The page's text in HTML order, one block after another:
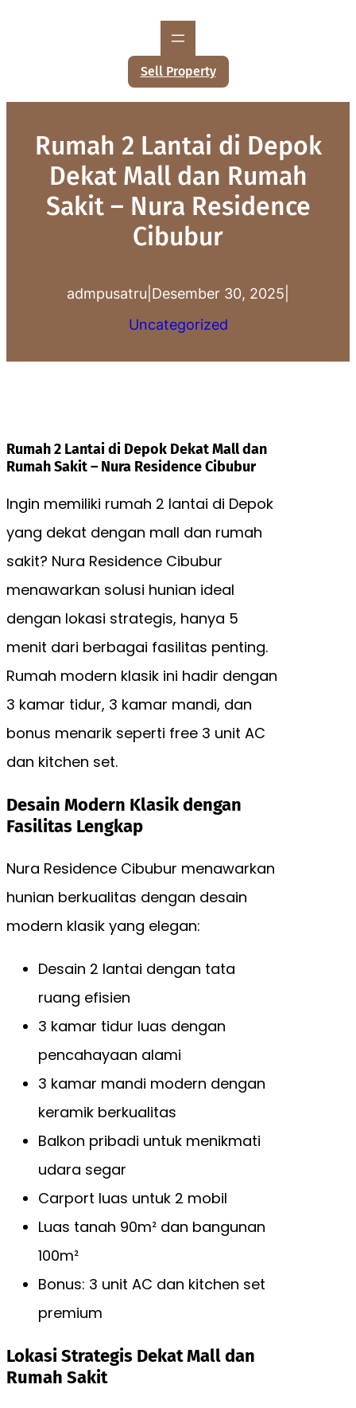
Sell Property
Rumah 2 Lantai di Depok
Dekat Mall dan Rumah
Sakit – Nura Residence
Cibubur
admpusatru Desember 30, 2025
Uncategorized
Rumah 2 Lantai di Depok Dekat Mall dan
Rumah Sakit – Nura Residence Cibubur
Ingin memiliki rumah 2 lantai di Depok
yang dekat dengan mall dan rumah
sakit? Nura Residence Cibubur
menawarkan solusi hunian ideal
dengan lokasi strategis, hanya 5
menit dari berbagai fasilitas penting.
Rumah modern klasik ini hadir dengan
3 kamar tidur, 3 kamar mandi, dan
bonus menarik seperti free 3 unit AC
dan kitchen set.
Desain Modern Klasik dengan
Fasilitas Lengkap
Nura Residence Cibubur menawarkan
hunian berkualitas dengan desain
modern klasik yang elegan:
Desain 2 lantai dengan tata
ruang efisien
3 kamar tidur luas dengan
pencahayaan alami
3 kamar mandi modern dengan
keramik berkualitas
Balkon pribadi untuk menikmati
udara segar
Carport luas untuk 2 mobil
Luas tanah 90m² dan bangunan
100m²
Bonus: 3 unit AC dan kitchen set
premium
Lokasi Strategis Dekat Mall dan
Rumah Sakit